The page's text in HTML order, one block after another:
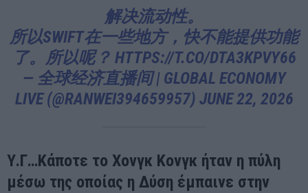
解决流动性。
所以SWIFT在一些地方，快不能提供功能
了。所以呢？ HTTPS://T.CO/DTA3KPVY66
— 全球经济直播间 | GLOBAL ECONOMY
LIVE (@RANWEI394659957) JUNE 22, 2026
Υ.Γ…Κάποτε το Χονγκ Κονγκ ήταν η πύλη
μέσω της οποίας η Δύση έμπαινε στην